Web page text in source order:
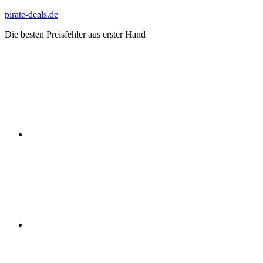
Zum
springen
pirate-deals.de
Die besten Preisfehler aus erster Hand